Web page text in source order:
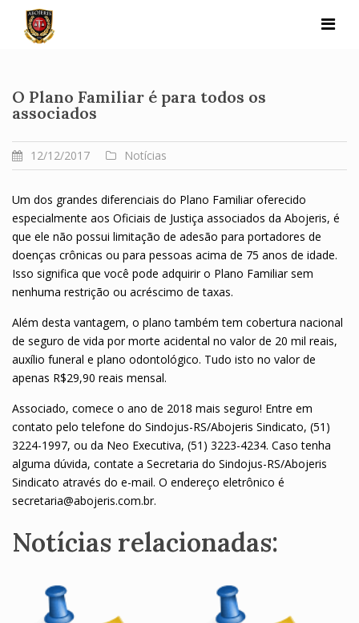
content
O Plano Familiar é para todos os
associados
12/12/2017 Notícias
Um dos grandes diferenciais do Plano Familiar oferecido
especialmente aos Oficiais de Justiça associados da Abojeris, é
que ele não possui limitação de adesão para portadores de
doenças crônicas ou para pessoas acima de 75 anos de idade.
Isso significa que você pode adquirir o Plano Familiar sem
nenhuma restrição ou acréscimo de taxas.
Além desta vantagem, o plano também tem cobertura nacional
de seguro de vida por morte acidental no valor de 20 mil reais,
auxílio funeral e plano odontológico. Tudo isto no valor de
apenas R$29,90 reais mensal.
Associado, comece o ano de 2018 mais seguro! Entre em
contato pelo telefone do Sindojus-RS/Abojeris Sindicato, (51)
3224-1997, ou da Neo Executiva, (51) 3223-4234. Caso tenha
alguma dúvida, contate a Secretaria do Sindojus-RS/Abojeris
Sindicato através do e-mail. O endereço eletrônico é
secretaria@abojeris.com.br.
Notícias relacionadas: